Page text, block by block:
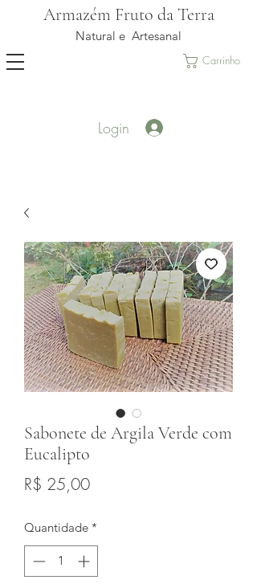
Armazém Fruto da Terra
Natural e Artesanal
Carrinho
Login
Sabonete de Argila Verde com
Eucalipto
R$ 25,00Preço
Quantidade *